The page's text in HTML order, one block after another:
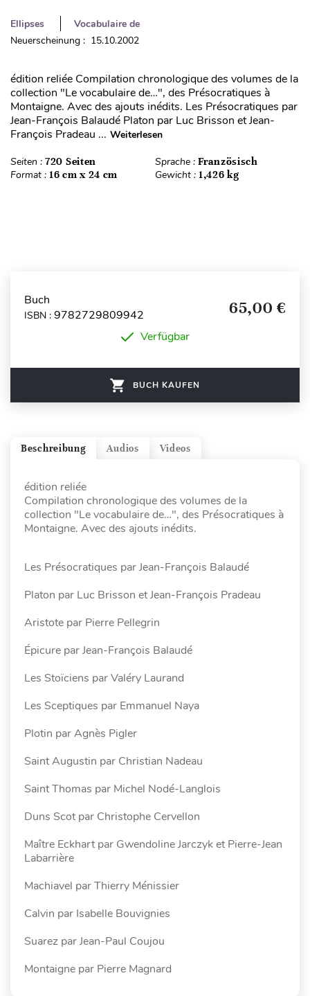
Ellipses
Vocabulaire de
Neuerscheinung : 15.10.2002
édition reliée Compilation chronologique des volumes de la
collection "Le vocabulaire de…", des Présocratiques à
Montaigne. Avec des ajouts inédits. Les Présocratiques par
Jean-François Balaudé Platon par Luc Brisson et Jean-
François Pradeau ... Weiterlesen
Seiten : 720 Seiten Sprache : Französisch
Format : 16 cm x 24 cm Gewicht : 1,426 kg
Buch
ISBN : 9782729809942 65,00 €
Verfügbar
BUCH KAUFEN
Videos
Audios
Beschreibung
édition reliée
Compilation chronologique des volumes de la
collection "Le vocabulaire de…", des Présocratiques à
Montaigne. Avec des ajouts inédits.
Les Présocratiques par Jean-François Balaudé
Platon par Luc Brisson et Jean-François Pradeau
Aristote par Pierre Pellegrin
Épicure par Jean-François Balaudé
Les Stoïciens par Valéry Laurand
Les Sceptiques par Emmanuel Naya
Plotin par Agnès Pigler
Saint Augustin par Christian Nadeau
Saint Thomas par Michel Nodé-Langlois
Duns Scot par Christophe Cervellon
Maître Eckhart par Gwendoline Jarczyk et Pierre-Jean
Labarrière
Machiavel par Thierry Ménissier
Calvin par Isabelle Bouvignies
Suarez par Jean-Paul Coujou
Montaigne par Pierre Magnard